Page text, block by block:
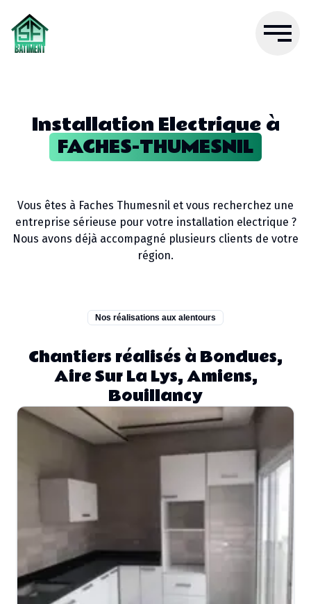
Installation Electriqueà
FACHES-THUMESNIL
Vous êtes à Faches Thumesnil et vous recherchez une
entreprise sérieuse pour votre installation electrique ?
Nous avons déjà accompagné plusieurs clients de votre
région.
Nos réalisations aux alentours
Chantiers réalisés à Bondues,
Aire Sur La Lys, Amiens,
Bouillancy